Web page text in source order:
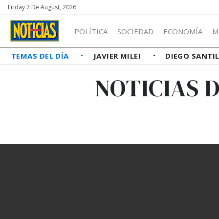
Friday 7 De August, 2026
POLÍTICA SOCIEDAD ECONOMÍA
TEMAS DEL DÍA JAVIER MILEI DIEGO
NOTICIAS